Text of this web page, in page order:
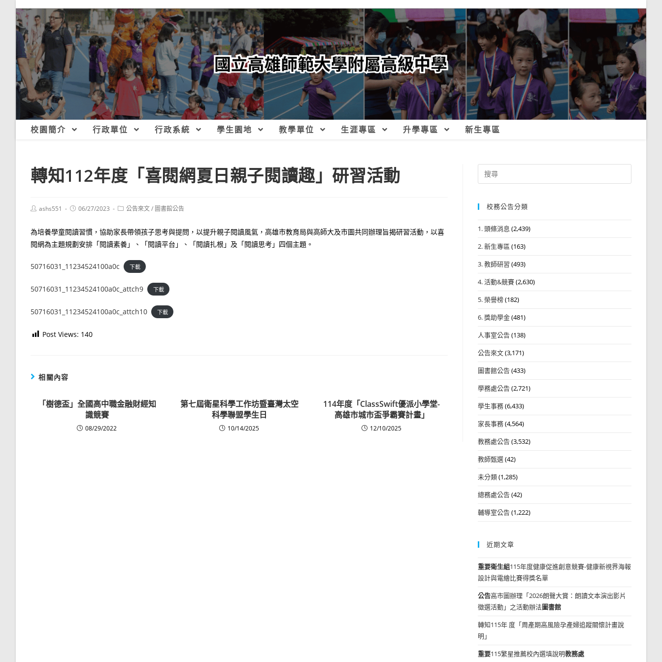
校園簡介 行政單位 行政系統 學生園地 教學單位 生涯專區 升學專區 新生專區
轉知112年度「喜閱網夏日親子閱讀趣」研習活動
Postashs551
Post06/27/2023
Post公告來文/ 圖書館公告
為培養學童閱讀習慣，協助家長帶領孩子思考與提問，以提升親子閱讀風氣，高雄市教育局與高師大及市圖共同辦理旨揭研習活動，以喜
閱網為主題規劃安排「閱讀素養」、「閱讀平台」、「閱讀扎根」及「閱讀思考」四個主題。
50716031_11234524100a0c 下載
50716031_11234524100a0c_attch9 下載
50716031_11234524100a0c_attch10 下載
Post Views: 140
相關內容
「樹德盃」全國高中職金融財經知
識競賽
08/29/2022
第七屆衛星科學工作坊暨臺灣太空
科學聯盟學生日
10/14/2025
114年度「ClassSwift優派小學堂-
高雄市城市盃爭霸賽計畫」
12/10/2025
Search
for:
校務公告分類
1. 頭條消息 (2,439)
2. 新生專區 (163)
3. 教師研習 (493)
4. 活動&競賽(2,630)
5. 榮譽榜(182)
6. 獎助學金(481)
人事室公告(138)
公告來文(3,171)
圖書館公告(433)
學務處公告(2,721)
學生事務(6,433)
家長事務(4,564)
教務處公告(3,532)
教師甄選(42)
未分類(1,285)
總務處公告(42)
輔導室公告(1,222)
近期文章
重要衛生組115年度健康促進創意競賽-健康新視界海報
設計與電繪比賽得獎名單
公告高市圖辦理「2026朗聲大賞：朗讀文本演出影片
徵選活動」之活動辦法圖書館
轉知115年 度「周產期高風險孕產婦追蹤關懷計畫說
明」
重要115繁星推薦校內選填說明教務處